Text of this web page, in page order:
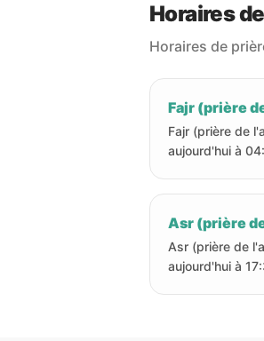
Horaires
Horaires de
Fajr (prière
Fajr (prière de
aujourd'hui à
Asr (prière
Asr (prière de
aujourd'hui à